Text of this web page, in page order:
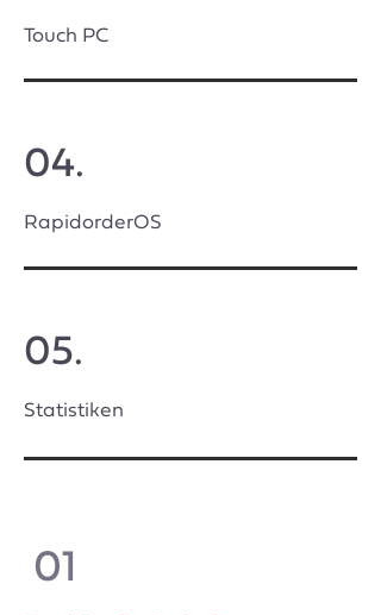
Touch PC
04.
RapidorderOS
05.
Statistiken
01